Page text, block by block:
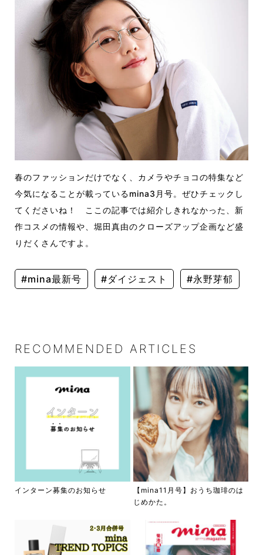
春のファッションだけでなく、カメラやチョコの特集など
今気になることが載っているmina3月号。ぜひチェックし
てくださいね！ ここの記事では紹介しきれなかった、新
作コスメの情報や、堀田真由のクローズアップ企画など盛
りだくさんですよ。
#mina最新号 #ダイジェスト #永野芽郁
RECOMMENDED ARTICLES
インターン募集のお知らせ
【mina11月号】おうち珈琲のは
じめかた。